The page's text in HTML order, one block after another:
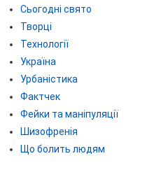
Сьогодні свято
Творці
Технології
Україна
Урбаністика
Фактчек
Фейки та маніпуляції
Шизофренія
Що болить людям